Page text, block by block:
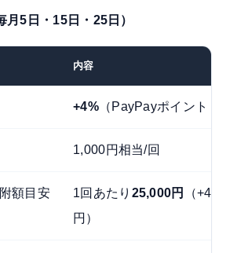
月5日・15日・25日）
内容
+4%（PayPayポイント・
1,000円相当/回
額目安 1回あたり 25,000円
（
円）